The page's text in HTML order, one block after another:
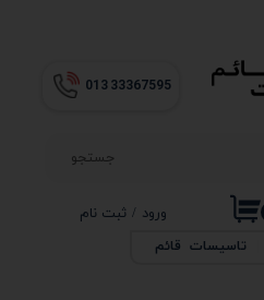
013​​​​​​​ 33367595
جستجو
ورود / ثبت نام
تاسیسات قائم